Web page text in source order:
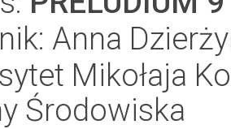
Anna
Mikołaja
Środowiska